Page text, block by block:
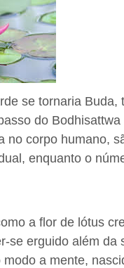
se tornaria Buda,
do
no corpo humano,
enquanto o
a flor de lótus
se erguido além da
a mente,